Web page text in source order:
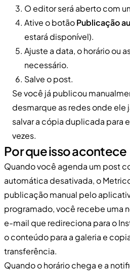
O editor será aberto com
Ative o botãoPublicação
estará disponível).
Ajuste a data, o horário ou
necessário.
Salve o post.
Se você já publicou
desmarque as redes onde
salvar a cópia duplicada para
vezes.
Por que isso acontece
Quando você agenda um post
automática desativada, o
publicação manual pelo
programado, você recebe uma
e-mail que redireciona para o
o conteúdo para a galeria e
transferência.
Quando o horário chega e a